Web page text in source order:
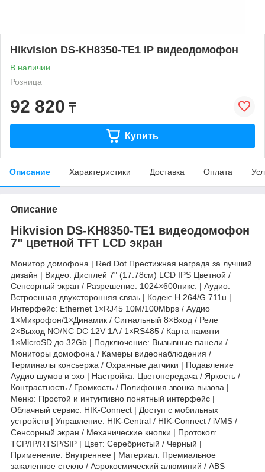
Hikvision DS-KH8350-TE1 IP видеодомофон
В наличии
Розница
92 820 ₸
Купить
Описание Характеристики Доставка Оплата
Описание
Hikvision DS-KH8350-TE1 видеодомофон
7" цветной TFT LCD экран
Монитор домофона | Red Dot Престижная награда за лучший
дизайн | Видео: Дисплей 7" (17.78см) LCD IPS Цветной /
Сенсорный экран / Разрешение: 1024×600пикс. | Аудио:
Встроенная двухсторонняя связь | Кодек: H.264/G.711u |
Интерфейс: Ethernet 1×RJ45 10M/100Mbps / Аудио
1×Микрофон/1×Динамик / Сигнальный 8×Вход / Реле
2×Выход NO/NC DC 12V 1A / 1×RS485 / Карта памяти
1×MicroSD до 32Gb | Подключение: Вызывные панели /
Мониторы домофона / Камеры видеонаблюдения /
Терминалы консьержа / Охранные датчики | Подавление
Аудио шумов и эхо | Настройка: Цветопередача / Яркость /
Контрастность / Громкость / Полифония звонка вызова |
Меню: Простой и интуитивно понятный интерфейс |
Облачный сервис: HIK-Connect | Доступ с мобильных
устройств | Управление: HIK-Central / HIK-Connect / iVMS /
Сенсорный экран / Механические кнопки | Протокол:
TCP/IP/RTSP/SIP | Цвет: Серебристый / Черный |
Применение: Внутреннее | Материал: Премиальное
закаленное стекло / Аэрокосмический алюминий / ABS